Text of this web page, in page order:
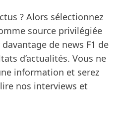
? Alors sélectionnez
source privilégiée
de news F1 de
d’actualités. Vous ne
information et serez
nos interviews et